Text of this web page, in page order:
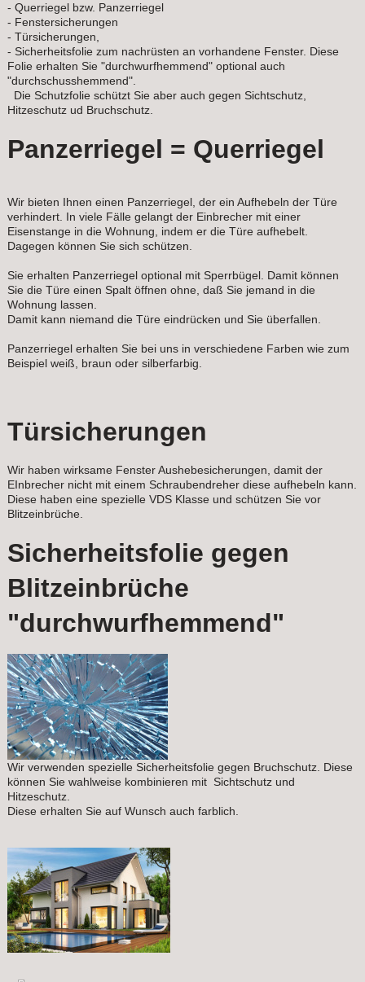
- Querriegel bzw. Panzerriegel
- Fenstersicherungen
- Türsicherungen,
- Sicherheitsfolie zum nachrüsten an vorhandene Fenster. Diese
Folie erhalten Sie "durchwurfhemmend" optional auch
"durchschusshemmend".
Die Schutzfolie schützt Sie aber auch gegen Sichtschutz,
Hitzeschutz ud Bruchschutz.
Panzerriegel = Querriegel
Wir bieten Ihnen einen Panzerriegel, der ein Aufhebeln der Türe
verhindert. In viele Fälle gelangt der Einbrecher mit einer
Eisenstange in die Wohnung, indem er die Türe aufhebelt.
Dagegen können Sie sich schützen.
Sie erhalten Panzerriegel optional mit Sperrbügel. Damit können
Sie die Türe einen Spalt öffnen ohne, daß Sie jemand in die
Wohnung lassen.
Damit kann niemand die Türe eindrücken und Sie überfallen.
Panzerriegel erhalten Sie bei uns in verschiedene Farben wie zum
Beispiel weiß, braun oder silberfarbig.
Türsicherungen
Wir haben wirksame Fenster Aushebesicherungen, damit der
EInbrecher nicht mit einem Schraubendreher diese aufhebeln kann.
Diese haben eine spezielle VDS Klasse und schützen Sie vor
Blitzeinbrüche.
Sicherheitsfolie gegen
Blitzeinbrüche
"durchwurfhemmend"
Wir verwenden spezielle Sicherheitsfolie gegen Bruchschutz. Diese
können Sie wahlweise kombinieren mit Sichtschutz und
Hitzeschutz.
Diese erhalten Sie auf Wunsch auch farblich.